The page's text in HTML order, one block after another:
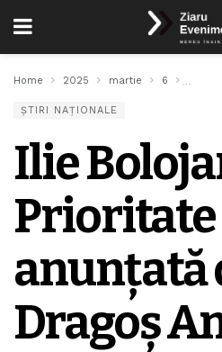
Home 2025 martie 6
ȘTIRI NAȚIONALE
Ilie
anunțată
Dragoș